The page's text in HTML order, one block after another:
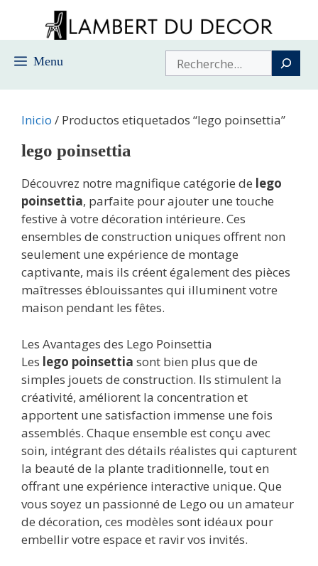
contenido
Menu Buscar
Inicio / Productos etiquetados “lego poinsettia”
lego poinsettia
Découvrez notre magnifique catégorie de lego
poinsettia, parfaite pour ajouter une touche
festive à votre décoration intérieure. Ces
ensembles de construction uniques offrent non
seulement une expérience de montage
captivante, mais ils créent également des pièces
maîtresses éblouissantes qui illuminent votre
maison pendant les fêtes.
Les Avantages des Lego Poinsettia
Les lego poinsettia sont bien plus que de
simples jouets de construction. Ils stimulent la
créativité, améliorent la concentration et
apportent une satisfaction immense une fois
assemblés. Chaque ensemble est conçu avec
soin, intégrant des détails réalistes qui capturent
la beauté de la plante traditionnelle, tout en
offrant une expérience interactive unique. Que
vous soyez un passionné de Lego ou un amateur
de décoration, ces modèles sont idéaux pour
embellir votre espace et ravir vos invités.